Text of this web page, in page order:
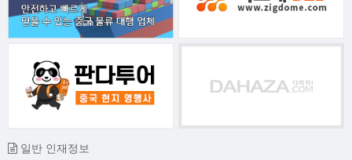
일반 인재정보